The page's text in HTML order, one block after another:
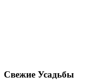
Свежие Усадьбы